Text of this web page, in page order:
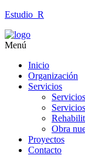
Estudio_R
Menú
Inicio
Organización
Servicios
Obra
Proyectos
Contacto